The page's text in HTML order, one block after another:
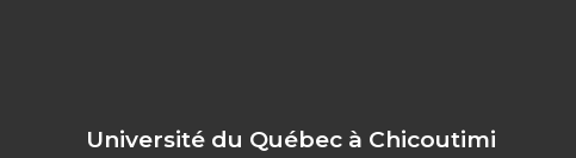
Université du Québec à Chicoutimi